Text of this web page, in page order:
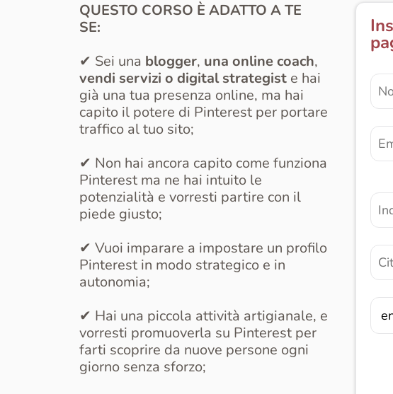
QUESTO CORSO È ADATTO A TE
SE:
✔ Sei una blogger, una online coach,
vendi servizi o digital strategist e hai
già una tua presenza online, ma hai
capito il potere di Pinterest per portare
traffico al tuo sito;
✔ Non hai ancora capito come funziona
Pinterest ma ne hai intuito le
potenzialità e vorresti partire con il
piede giusto;
✔ Vuoi imparare a impostare un profilo
Pinterest in modo strategico e in
autonomia;
✔ Hai una piccola attività artigianale, e
vorresti promuoverla su Pinterest per
farti scoprire da nuove persone ogni
giorno senza sforzo;